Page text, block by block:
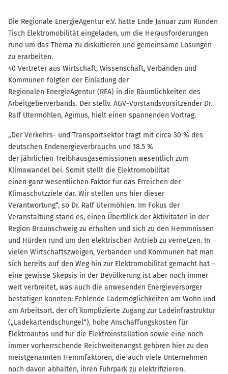
Die Regionale EnergieAgentur e.V. hatte Ende Januar zum Runden
Tisch Elektromobilität eingeladen, um die Herausforderungen
rund um das Thema zu diskutieren und gemeinsame Lösungen
zu erarbeiten.
40 Vertreter aus Wirtschaft, Wissenschaft, Verbänden und
Kommunen folgten der Einladung der
Regionalen EnergieAgentur (REA) in die Räumlichkeiten des
Arbeitgeberverbands. Der stellv. AGV-Vorstandsvorsitzender Dr.
Ralf Utermöhlen, Agimus, hielt einen spannenden Vortrag.
„Der Verkehrs- und Transportsektor trägt mit circa 30 % des
deutschen Endenergieverbrauchs und 18.5 %
der jährlichen Treibhausgasemissionen wesentlich zum
Klimawandel bei. Somit stellt die Elektromobilität
einen ganz wesentlichen Faktor für das Erreichen der
Klimaschutzziele dar. Wir stellen uns hier dieser
Verantwortung“, so Dr. Ralf Utermöhlen. Im Fokus der
Veranstaltung stand es, einen Überblick der Aktivitäten in der
Region Braunschweig zu erhalten und sich zu den Hemmnissen
und Hürden rund um den elektrischen Antrieb zu vernetzen. In
vielen Wirtschaftszweigen, Verbänden und Kommunen hat man
sich bereits auf den Weg hin zur Elektromobilität gemacht hat –
eine gewisse Skepsis in der Bevölkerung ist aber noch immer
weit verbreitet, was auch die anwesenden Energieversorger
bestätigen konnten: Fehlende Lademöglichkeiten am Wohn und
am Arbeitsort, der oft komplizierte Zugang zur Ladeinfrastruktur
(„Ladekartendschungel“), hohe Anschaffungskosten für
Elektroautos und für die Elektroinstallation sowie eine noch
immer vorherrschende Reichweitenangst gehören hier zu den
meistgenannten Hemmfaktoren, die auch viele Unternehmen
noch davon abhalten, ihren Fuhrpark zu elektrifizieren.